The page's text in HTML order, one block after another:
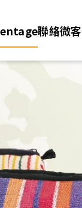
聯絡微客